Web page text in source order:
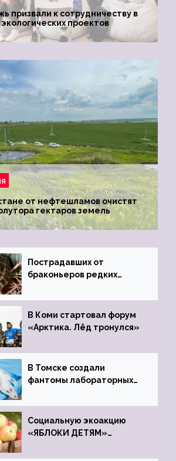
призвали к сотрудничеству в
проектов
от нефтешламов очистят
гектаров земель
Пострадавших от
браконьеров редких
Ростовский зоопарк
В Коми стартовал форум
«Арктика. Лёд тронулся»
В Томске создали
фантомы лабораторных
Социальную экоакцию
«ЯБЛОКИ ДЕТЯМ»